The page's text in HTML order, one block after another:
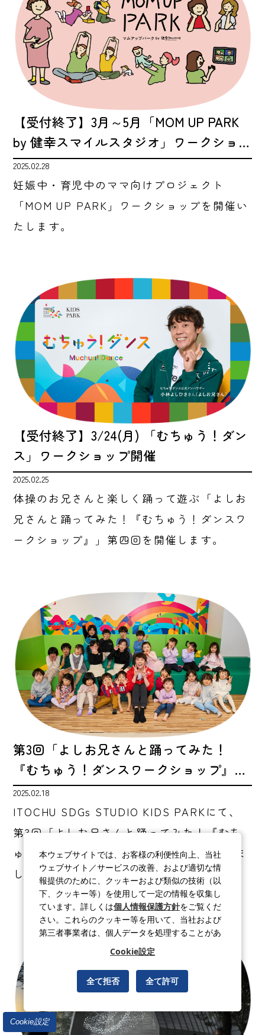
【受付終了】3月～5月「MOM UP PARK
by 健幸スマイルスタジオ」ワークショ…
2025.02.28
妊娠中・育児中のママ向けプロジェクト
「MOM UP PARK」ワークショップを開催い
たします。
【受付終了】3/24(月) 「むちゅう！ダン
ス」ワークショップ開催
2025.02.25
体操のお兄さんと楽しく踊って遊ぶ「よしお
兄さんと踊ってみた！『むちゅう！ダンスワ
ークショップ』」第四回を開催します。
第3回「よしお兄さんと踊ってみた！
『むちゅう！ダンスワークショップ』…
2025.02.18
ITOCHU SDGs STUDIO KIDS PARKにて、
第3回「よしお兄さんと踊ってみた！『むち
ゅう！ダンスワークショップ』」を開催しま
した。
Cookie設定
本ウェブサイトでは、お客様の利便性向上、当社
ウェブサイト／サービスの改善、および適切な情
報提供のために、クッキーおよび類似の技術（以
下、クッキー等）を使用して一定の情報を収集し
ています。詳しくは個人情報保護方針をご覧くだ
さい。これらのクッキー等を用いて、当社および
第三者事業者は、個人データを処理することがあ
Cookie設定
全て拒否 全て許可